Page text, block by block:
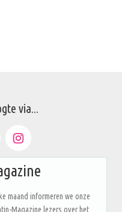
via...
maand informeren we onze
Magazine lezers over het